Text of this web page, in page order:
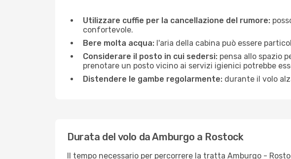
Utilizzare cuffie per la cancellazione del rumore:
confortevole.
Bere molta acqua: l'aria della cabina può essere
Considerare il posto in cui sedersi: pensa allo spazio
prenotare un posto vicino ai servizi igienici potrebbe
Distendere le gambe regolarmente: durante il volo
Durata del volo da Amburgo a Rostock
Il tempo necessario per percorrere la tratta Amburgo -